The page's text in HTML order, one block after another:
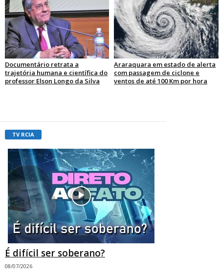
Documentário retrata a
trajetória humana e científica do
professor Elson Longo da Silva
Araraquara em estado de alerta
com passagem de ciclone e
ventos de até 100 Km por hora
TV RCIA
É difícil ser soberano?
08/07/2026